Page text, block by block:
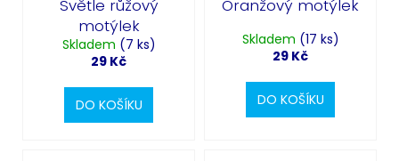
Světle růžový
motýlek
Skladem (7 ks)
29 Kč
DO KOŠÍKU
Oranžový motýlek
Skladem (17 ks)
29 Kč
DO KOŠÍKU